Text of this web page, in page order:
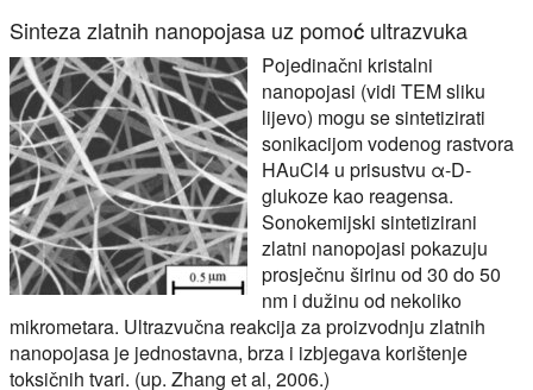
Sinteza zlatnih nanopojasa uz pomoć ultrazvuka
Pojedinačni kristalni
nanopojasi (vidi TEM sliku
lijevo) mogu se sintetizirati
sonikacijom vodenog rastvora
HAuCl4 u prisustvu α-D-
glukoze kao reagensa.
Sonokemijski sintetizirani
zlatni nanopojasi pokazuju
prosječnu širinu od 30 do 50
nm i dužinu od nekoliko
mikrometara. Ultrazvučna reakcija za proizvodnju zlatnih
nanopojasa je jednostavna, brza i izbjegava korištenje
toksičnih tvari. (up. Zhang et al, 2006.)